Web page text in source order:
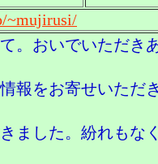
~mujirusi/
。おいでいただき
報をお寄せいただ
ました。紛れもな